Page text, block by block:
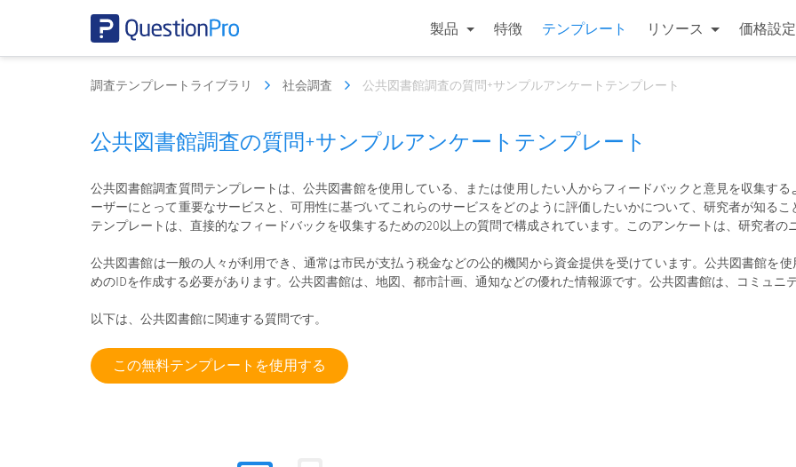
製品 特徴 テンプレート リソース 価格設定
調査テンプレートライブラリ 社会調査 公共図書館調査の質問+サンプルアンケートテンプレート
公共図書館調査の質問+サンプルアンケートテンプレート
公共図書館調査質問テンプレートは、公共図書館を使用している、または使用したい人からフィードバックと意見を収集す
ーザーにとって重要なサービスと、可用性に基づいてこれらのサービスをどのように評価したいかについて、研究者が知る
テンプレートは、直接的なフィードバックを収集するための20以上の質問で構成されています。このアンケートは、研究者の
公共図書館は一般の人々が利用でき、通常は市民が支払う税金などの公的機関から資金提供を受けています。公共図書館を
めのIDを作成する必要があります。公共図書館は、地図、都市計画、通知などの優れた情報源です。公共図書館は、コミュニ
以下は、公共図書館に関連する質問です。
この無料テンプレートを使用する